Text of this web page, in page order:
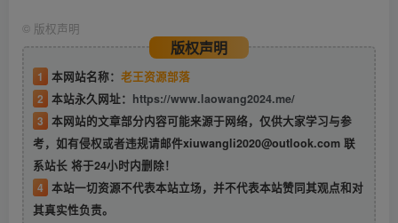
© 版权声明
版权声明
1 本网站名称： 老王资源部落
2 本站永久网址： https://www.laowang2024.me/
3 本网站的文章部分内容可能来源于网络，仅供大家学习与参
考，如有侵权或者违规请邮件xiuwangli2020@outlook.com 联
系站长 将于24小时内删除！
4 本站一切资源不代表本站立场，并不代表本站赞同其观点和对
其真实性负责。